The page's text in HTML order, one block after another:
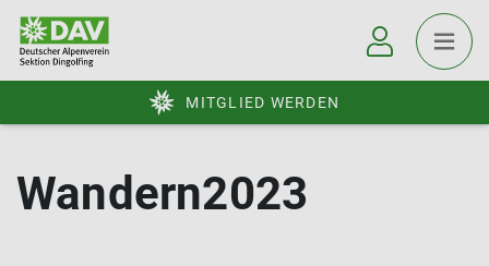
MITGLIED WERDEN
Wandern2023